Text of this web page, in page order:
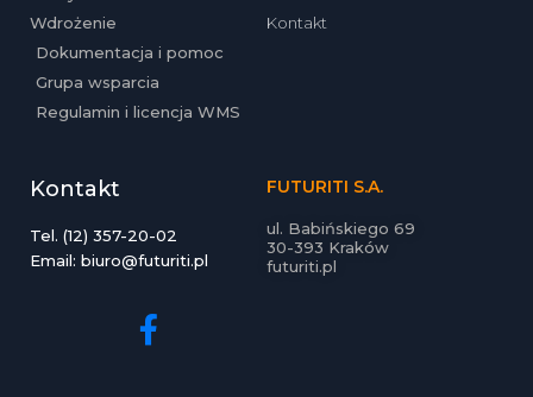
Wdrożenie
Dokumentacja i pomoc
Grupa wsparcia
Regulamin i licencja WMS
Kontakt
Kontakt
Tel. (12) 357-20-02
Email: biuro@futuriti.pl
FUTURITI S.A.
ul. Babińskiego 69
30-393 Kraków
futuriti.pl